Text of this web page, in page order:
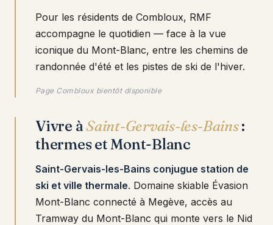
Pour les résidents de Combloux, RMF
accompagne le quotidien — face à la vue
iconique du Mont-Blanc, entre les chemins de
randonnée d'été et les pistes de ski de l'hiver.
Page Combloux bientôt disponible
Vivre àSaint-Gervais-les-Bains:
thermes et Mont-Blanc
Saint-Gervais-les-Bains conjugue station de
ski et ville thermale. Domaine skiable Évasion
Mont-Blanc connecté à Megève, accès au
Tramway du Mont-Blanc qui monte vers le Nid